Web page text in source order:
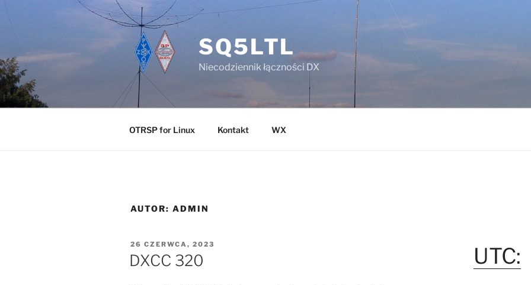
SQ5LTL
Niecodziennik łączności DX
OTRSP for Linux Kontakt WX
AUTOR: ADMIN
OPUBLIKOWANE
W
26 CZERWCA, 2023
DXCC 320 UTC: